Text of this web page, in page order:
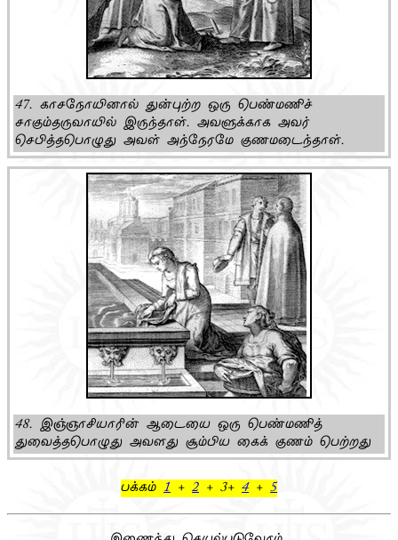
47. காசநோயினால் துன்புற்ற ஒரு பெண்மணிச்
சாகும்தருவாயில் இருந்தாள். அவளுக்காக அவர்
செபித்தபொழுது அவள் அந்நேரமே குணமடைந்தாள்.
48. இஞ்ஞாசியாரின் ஆடையை ஒரு பெண்மணித்
துவைத்தபொழுது அவளது சூம்பிய கைக் குணம் பெற்றது
பக்கம் 1 + 2 + 3+ 4+ 5